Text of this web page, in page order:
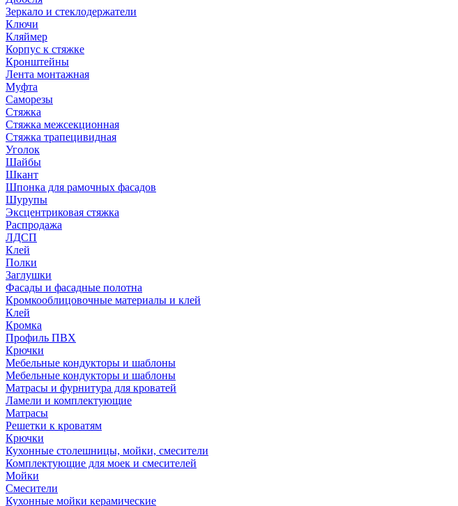
Зеркало и стеклодержатели
Ключи
Кляймер
Корпус к стяжке
Кронштейны
Лента монтажная
Муфта
Саморезы
Стяжка
Стяжка межсекционная
Стяжка трапецивидная
Уголок
Шайбы
Шкант
Шпонка для рамочных фасадов
Шурупы
Эксцентриковая стяжка
Распродажа
ЛДСП
Клей
Полки
Заглушки
Фасады и фасадные полотна
Кромкооблицовочные материалы и клей
Клей
Кромка
Профиль ПВХ
Крючки
Мебельные кондукторы и шаблоны
Мебельные кондукторы и шаблоны
Матрасы и фурнитура для кроватей
Ламели и комплектующие
Матрасы
Решетки к кроватям
Крючки
Кухонные столешницы, мойки, смесители
Комплектующие для моек и смесителей
Мойки
Смесители
Кухонные мойки керамические